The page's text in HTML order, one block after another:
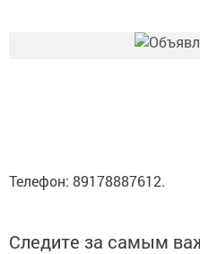
Телефон: 89178887612.
Следите за самым